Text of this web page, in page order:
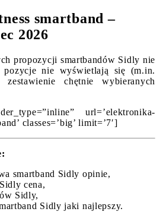
smartband –
2026
propozycji smartbandów Sidly nie
pozycje nie wyświetlają się (m.in.
chętnie wybieranych
url=’elektronika-
classes=’big’ limit=’7′]
smartband Sidly opinie,
cena,
Sidly,
Sidly jaki najlepszy.